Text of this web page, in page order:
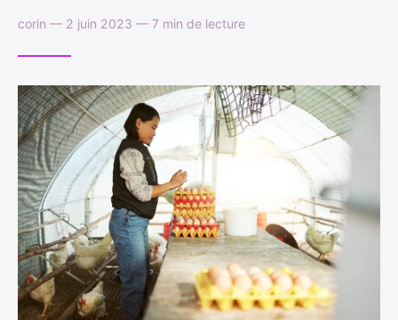
corin — 2 juin 2023 — 7 min de lecture